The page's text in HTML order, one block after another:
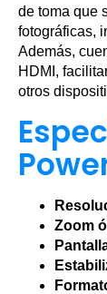
de toma que
fotográficas,
Además,
HDMI,
otros
Zoom